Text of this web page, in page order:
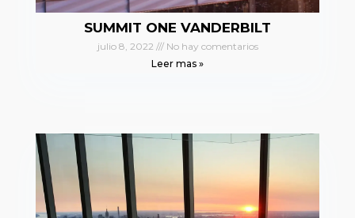
SUMMIT ONE VANDERBILT
julio 8, 2022
No hay comentarios
Leer mas »